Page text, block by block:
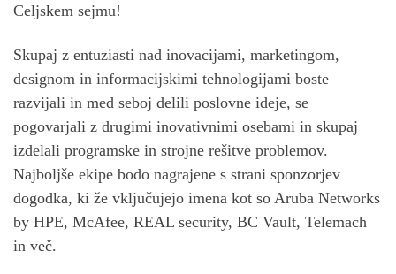
Celjskem sejmu!
Skupaj z entuziasti nad inovacijami, marketingom,
designom in informacijskimi tehnologijami boste
razvijali in med seboj delili poslovne ideje, se
pogovarjali z drugimi inovativnimi osebami in skupaj
izdelali programske in strojne rešitve problemov.
Najboljše ekipe bodo nagrajene s strani sponzorjev
dogodka, ki že vključujejo imena kot so Aruba Networks
by HPE, McAfee, REAL security, BC Vault, Telemach
in več.